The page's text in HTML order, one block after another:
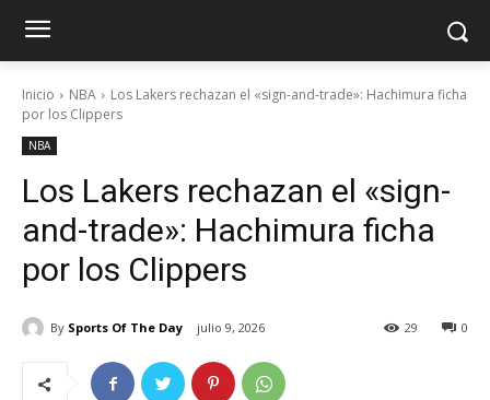
Inicio NBA
Los Lakers rechazan el «sign-and-trade»: Hachimura ficha
por los Clippers
NBA
Los Lakers rechazan el «sign-
and-trade»: Hachimura ficha
por los Clippers
By Sports Of The Day julio 9, 2026 0
29